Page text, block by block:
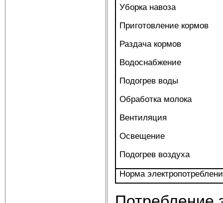
Уборка навоза
Приготовление кормов
Раздача кормов
Водоснабжение
Подогрев воды
Обработка молока
Вентиляция
Освещение
Подогрев воздуха
Норма